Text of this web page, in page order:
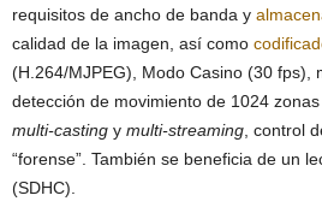
requisitos de ancho de banda y
calidad de la imagen, así como
(H.264/MJPEG), Modo Casino (30 fps),
detección de movimiento de 1024
multi-casting y multi-streaming , control
“forense”. También se beneficia de un
(SDHC).